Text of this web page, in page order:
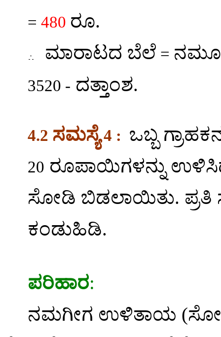
= 480 ರೂ.
ಮಾರಾಟದ ಬೆಲೆ =
3520 - ದತ್ತಾಂಶ.
4.2 ಸಮಸ್ಯೆ 4 : ಒಬ್ಬ
20 ರೂಪಾಯಿಗಳನ್ನು
ಸೋಡಿ ಬಿಡಲಾಯಿತು.
ಕಂಡುಹಿಡಿ.
ಪರಿಹಾರ:
ನಮಗೀಗ ಉಳಿತಾಯ